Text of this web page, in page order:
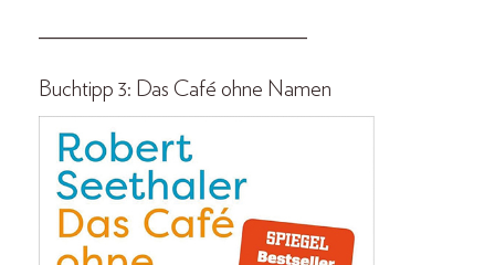
___________________________
Buchtipp 3: Das Café ohne Namen